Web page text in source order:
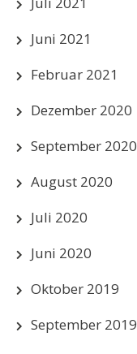
Juni 2021
Februar 2021
Dezember 2020
September 2020
August 2020
Juli 2020
Juni 2020
Oktober 2019
September 2019